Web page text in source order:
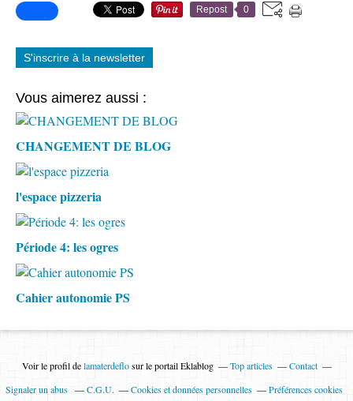
Repost 0
S'inscrire à la newsletter
Vous aimerez aussi :
CHANGEMENT DE BLOG
l'espace pizzeria
Période 4: les ogres
Cahier autonomie PS
Voir le profil delamaterdeflosur le portail Eklablog Top articles
Contact
Signaler un abus
C.G.U. Cookies et données personnelles Préférences cookies